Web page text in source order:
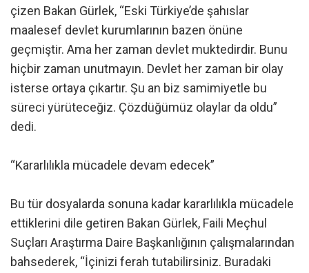
çizen Bakan Gürlek, “Eski Türkiye’de şahıslar
maalesef devlet kurumlarının bazen önüne
geçmiştir. Ama her zaman devlet muktedirdir. Bunu
hiçbir zaman unutmayın. Devlet her zaman bir olay
isterse ortaya çıkartır. Şu an biz samimiyetle bu
süreci yürüteceğiz. Çözdüğümüz olaylar da oldu”
dedi.
“Kararlılıkla mücadele devam edecek”
Bu tür dosyalarda sonuna kadar kararlılıkla mücadele
ettiklerini dile getiren Bakan Gürlek, Faili Meçhul
Suçları Araştırma Daire Başkanlığının çalışmalarından
bahsederek, “İçinizi ferah tutabilirsiniz. Buradaki